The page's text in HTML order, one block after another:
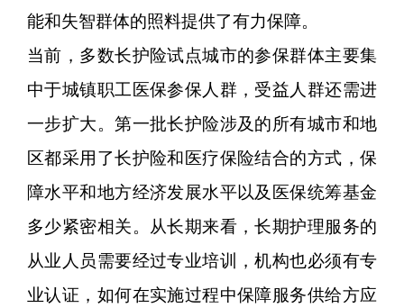
能和失智群体的照料提供了有力保障。
当前，多数长护险试点城市的参保群体主要集
中于城镇职工医保参保人群，受益人群还需进
一步扩大。第一批长护险涉及的所有城市和地
区都采用了长护险和医疗保险结合的方式，保
障水平和地方经济发展水平以及医保统筹基金
多少紧密相关。从长期来看，长期护理服务的
从业人员需要经过专业培训，机构也必须有专
业认证，如何在实施过程中保障服务供给方应